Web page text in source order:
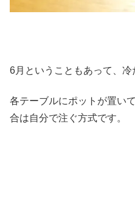
6月ということもあって、冷
各テーブルにポットが置い
合は自分で注ぐ方式です。